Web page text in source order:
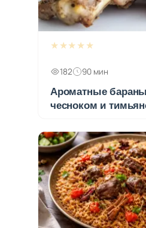
★★★★★
182 90 мин
Ароматные
чесноком и